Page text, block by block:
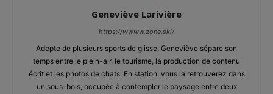
Geneviève Larivière
https://wwww.zone.ski/
Adepte de plusieurs sports de glisse, Geneviève sépare son
temps entre le plein-air, le tourisme, la production de contenu
écrit et les photos de chats. En station, vous la retrouverez dans
un sous-bois, occupée à contempler le paysage entre deux